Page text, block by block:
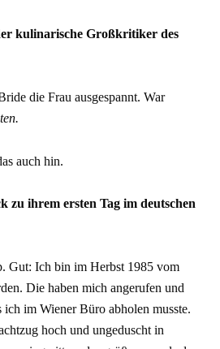
kulinarische Großkritiker des
die Frau ausgespannt. War
auch hin.
zu ihrem ersten Tag im deutschen
Gut: Ich bin im Herbst 1985 vom
Die haben mich angerufen und
im Wiener Büro abholen musste.
hoch und ungeduscht in